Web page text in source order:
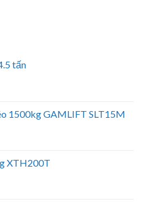
tấn
1500kg GAMLIFT SLT15M
XTH200T